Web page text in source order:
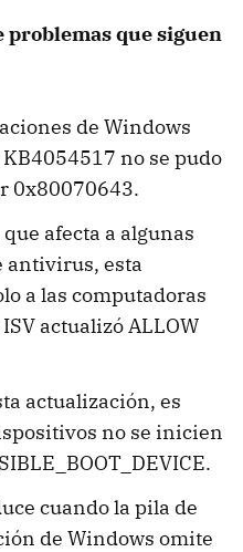
problemas que siguen
de Windows
no se pudo
0x80070643.
afecta a algunas
antivirus, esta
a las computadoras
actualizó ALLOW
actualización, es
no se inicien
cuando la pila de
de Windows omite